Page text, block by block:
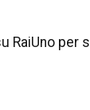
RaiUno